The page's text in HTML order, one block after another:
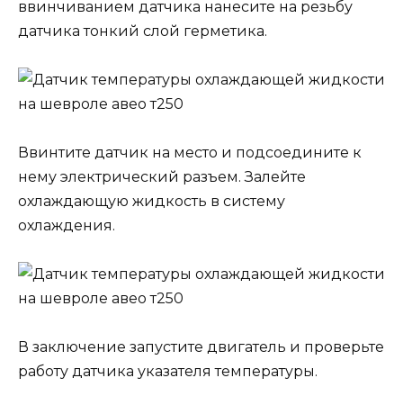
ввинчиванием датчика нанесите на резьбу
датчика тонкий слой герметика.
Ввинтите датчик на место и подсоедините к
нему электрический разъем. Залейте
охлаждающую жидкость в систему
охлаждения.
В заключение запустите двигатель и проверьте
работу датчика указателя температуры.